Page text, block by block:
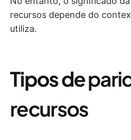
recursos depende do
utiliza.
Tipos de
recursos